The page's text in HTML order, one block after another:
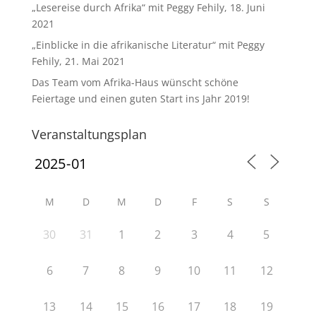
„Lesereise durch Afrika“ mit Peggy Fehily, 18. Juni
2021
„Einblicke in die afrikanische Literatur“ mit Peggy
Fehily, 21. Mai 2021
Das Team vom Afrika-Haus wünscht schöne
Feiertage und einen guten Start ins Jahr 2019!
Veranstaltungsplan
M D M D F S S
30 31 1 2 3 4 5
6 7 8 9 10 11 12
13 14 15 16 17 18 19